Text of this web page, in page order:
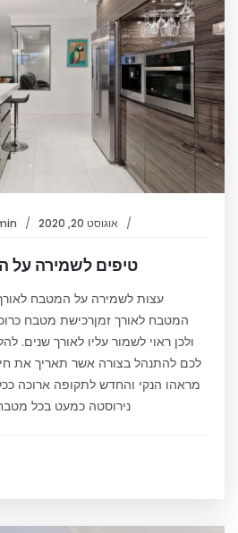
אוגוסט 20, 2020
טיפים לשמירה על
עצות לשמירה על המטבח
המטבח לאורך זמןרכישת מטבח
ולכן ראוי לשמור עליו לאורך שנים.
לכם להתנהל בצורה אשר תאריך את
מראהו הנקי והחדש לתקופה ארוכה
נירוסטה כמעט בכל